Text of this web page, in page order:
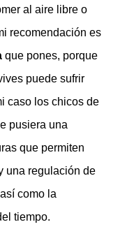
al aire libre o
recomendación es
que pones, porque
puede sufrir
caso los chicos de
pusiera una
que permiten
una regulación de
como la
tiempo.